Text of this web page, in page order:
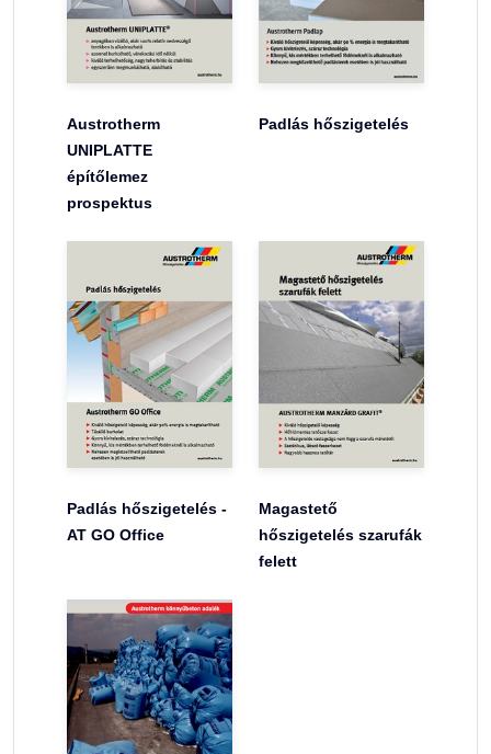
Austrotherm
UNIPLATTE
építőlemez
prospektus
Padlás hőszigetelés
Padlás hőszigetelés -
AT GO Office
Magastető
hőszigetelés szarufák
felett